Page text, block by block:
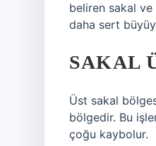
beliren sakal ve
daha sert
SAKAL
Üst sakal
bölgedir. Bu
çoğu kaybolur.